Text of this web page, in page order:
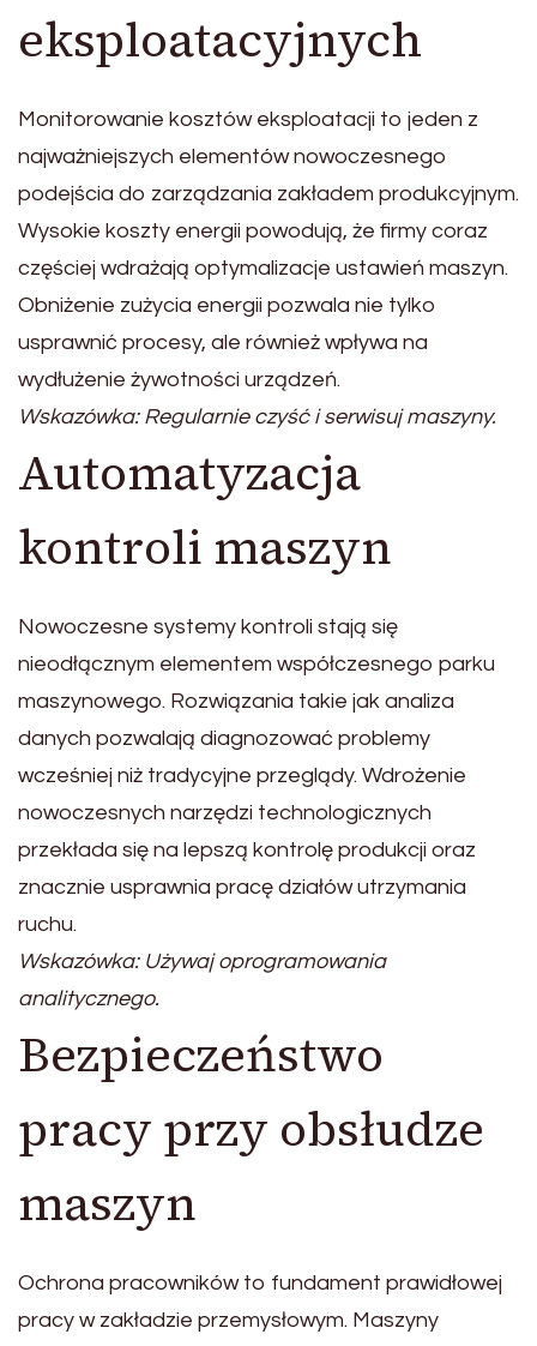
eksploatacyjnych
Monitorowanie kosztów eksploatacji to jeden z
najważniejszych elementów nowoczesnego
podejścia do zarządzania zakładem produkcyjnym.
Wysokie koszty energii powodują, że firmy coraz
częściej wdrażają optymalizacje ustawień maszyn.
Obniżenie zużycia energii pozwala nie tylko
usprawnić procesy, ale również wpływa na
wydłużenie żywotności urządzeń.
Wskazówka: Regularnie czyść i serwisuj maszyny.
Automatyzacja
kontroli maszyn
Nowoczesne systemy kontroli stają się
nieodłącznym elementem współczesnego parku
maszynowego. Rozwiązania takie jak analiza
danych pozwalają diagnozować problemy
wcześniej niż tradycyjne przeglądy. Wdrożenie
nowoczesnych narzędzi technologicznych
przekłada się na lepszą kontrolę produkcji oraz
znacznie usprawnia pracę działów utrzymania
ruchu.
Wskazówka: Używaj oprogramowania
analitycznego.
Bezpieczeństwo
pracy przy obsłudze
maszyn
Ochrona pracowników to fundament prawidłowej
pracy w zakładzie przemysłowym. Maszyny